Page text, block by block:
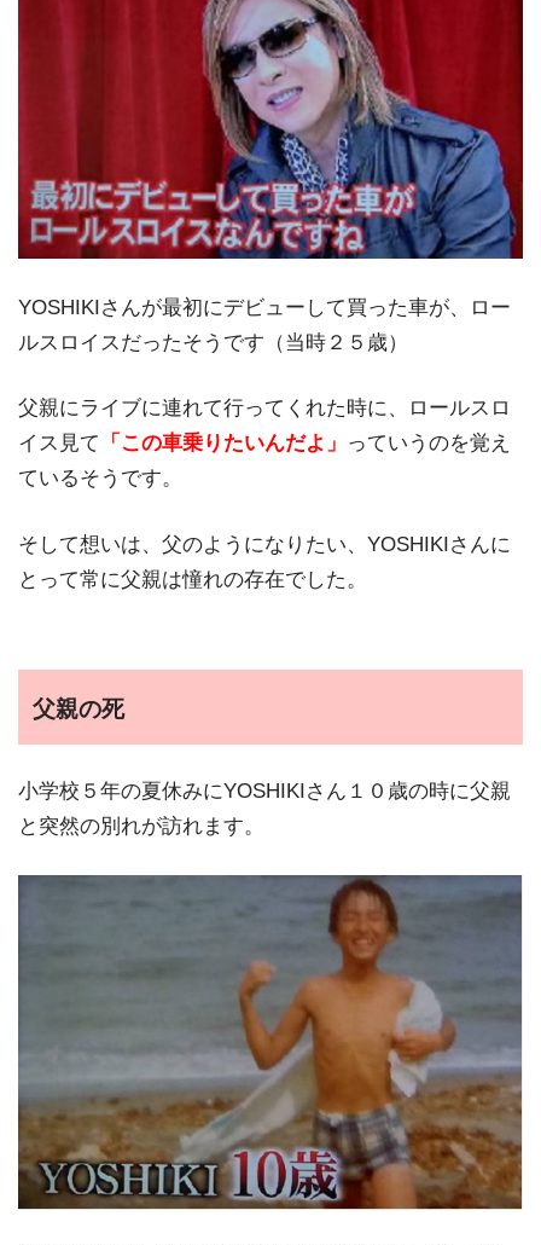
YOSHIKIさんが最初にデビューして買った車が、ロー
ルスロイスだったそうです（当時２５歳）
父親にライブに連れて行ってくれた時に、ロールスロ
イス見て
「この車乗りたいんだよ」 っていうのを覚え
ているそうです。
そして想いは、父のようになりたい、YOSHIKIさんに
とって常に父親は憧れの存在でした。
父親の死
小学校５年の夏休みにYOSHIKIさん１０歳の時に父親
と突然の別れが訪れます。